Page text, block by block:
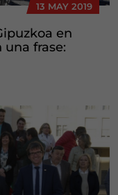
13 MAY 2019
en
una frase: